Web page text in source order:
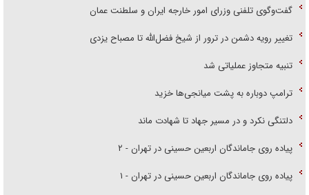
گفت‌وگوی تلفنی وزرای امور خارجه ایران و سلطنت عمان
تغییر رویه دشمن در ترور از شیخ فضل‌الله تا مصباح یزدی
تنبیه متجاوز عملیاتی شد
ترامپ دوباره به پشت میانجی‌ها خزید
دلتنگی نکرد و در مسیر جهاد تا شهادت ماند
پیاده روی جاماندگان اربعین حسینی در تهران - ۲
پیاده روی جاماندگان اربعین حسینی در تهران - ۱